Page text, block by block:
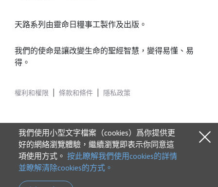
天路系列由靈命日糧事工製作及出版。
我們的使命是讓改變生命的聖經智慧，變得易懂、易
得。
權利和權限 條款和條件 隱私政策
© 2026 Our Daily Bread Ministries
我們使用小型文字檔案（cookies）爲你提供更
好的網絡瀏覽體驗，繼續瀏覽即表示你同意這
項使用方式。 按此瞭解我們使用cookies的詳情
並瞭解清除cookies的方式。